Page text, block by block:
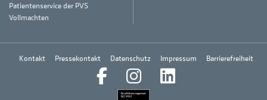
Patientenservice der PVS
Vollmachten
Kontakt Pressekontakt Datenschutz Impressum Barrierefreiheit
Facebook
Instagram
LinkedIn